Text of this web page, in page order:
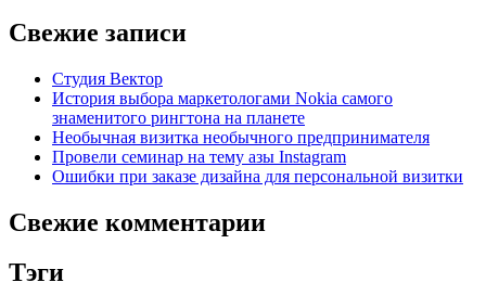
Свежие записи
Студия Вектор
История выбора маркетологами Nokia самого
знаменитого рингтона на планете
Необычная визитка необычного предпринимателя
Провели семинар на тему азы Instagram
Ошибки при заказе дизайна для персональной визитки
Свежие комментарии
Тэги